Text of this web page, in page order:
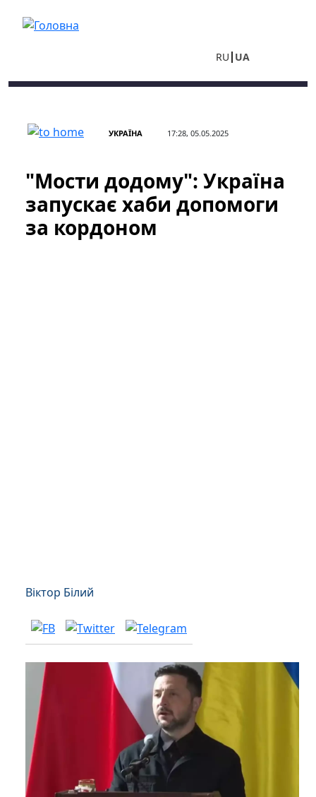
RU UA
УКРАЇНА 17:28, 05.05.2025
"Мости додому": Україна
запускає хаби допомоги
за кордоном
Віктор Білий